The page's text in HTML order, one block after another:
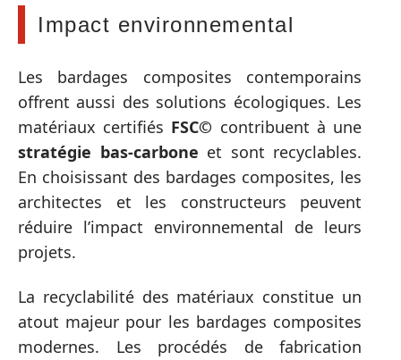
Impact environnemental
Les bardages composites contemporains
offrent aussi des solutions écologiques. Les
matériaux certifiés FSC© contribuent à une
stratégie bas-carbone et sont recyclables.
En choisissant des bardages composites, les
architectes et les constructeurs peuvent
réduire l’impact environnemental de leurs
projets.
La recyclabilité des matériaux constitue un
atout majeur pour les bardages composites
modernes. Les procédés de fabrication